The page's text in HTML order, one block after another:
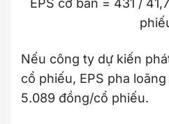
EPS cơ bản = 431 /
Nếu công ty dự kiến
cổ phiếu, EPS pha
5.089 đồng/cổ phiếu.